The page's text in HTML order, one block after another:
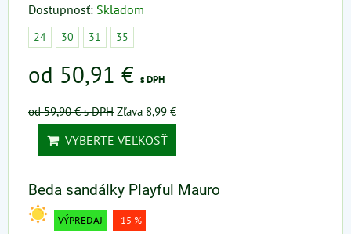
Dostupnosť: Skladom
24 30 31 35
od 50,91 € s DPH
od 59,90 €s DPH Zľava 8,99 €
VYBERTE VEĽKOSŤ
Beda sandálky Playful Mauro
VÝPREDAJ -15 %